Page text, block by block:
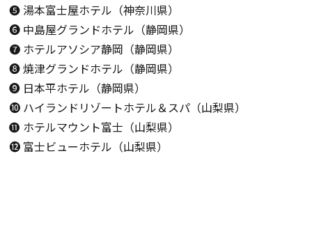
❺ 湯本富士屋ホテル（神奈川県）
❻ 中島屋グランドホテル（静岡県）
❼ ホテルアソシア静岡（静岡県）
❽ 焼津グランドホテル（静岡県）
❾ 日本平ホテル（静岡県）
➓ ハイランドリゾートホテル＆スパ（山梨県）
⓫ ホテルマウント富士（山梨県）
⓬ 富士ビューホテル（山梨県）